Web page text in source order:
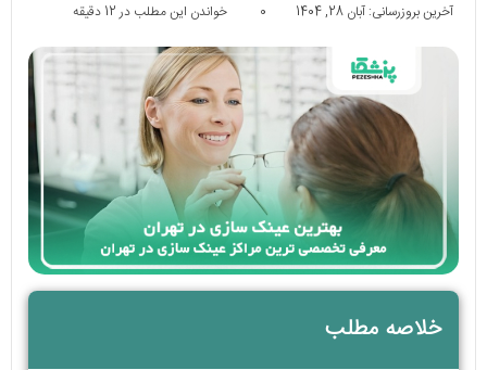
آخرین بروزرسانی: آبان 28, 1404
0 خواندن این مطلب در 12 دقیقه
خلاصه مطلب